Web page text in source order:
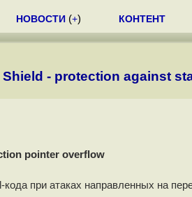
НОВОСТИ (+) КОНТЕНТ
Shield - protection against
pointer overflow
при атаках направленных на